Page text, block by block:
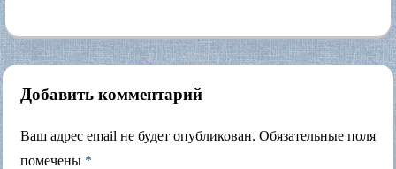
Добавить комментарий
Ваш адрес email не будет опубликован. Обязательные поля
помечены *